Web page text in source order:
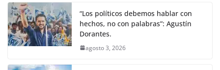
“Los políticos debemos hablar con
hechos, no con palabras”: Agustín
Dorantes.
agosto 3, 2026